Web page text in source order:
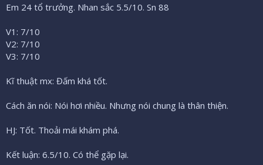
Em 24 tổ trưởng. Nhan sắc 5.5/10. Sn 88
V1: 7/10
V2: 7/10
V3: 7/10
Kĩ thuật mx: Đấm khá tốt.
Cách ăn nói: Nói hơi nhiều. Nhưng nói chung là thân thiện.
HJ: Tốt. Thoải mái khám phá.
Kết luận: 6.5/10. Có thể gặp lại.